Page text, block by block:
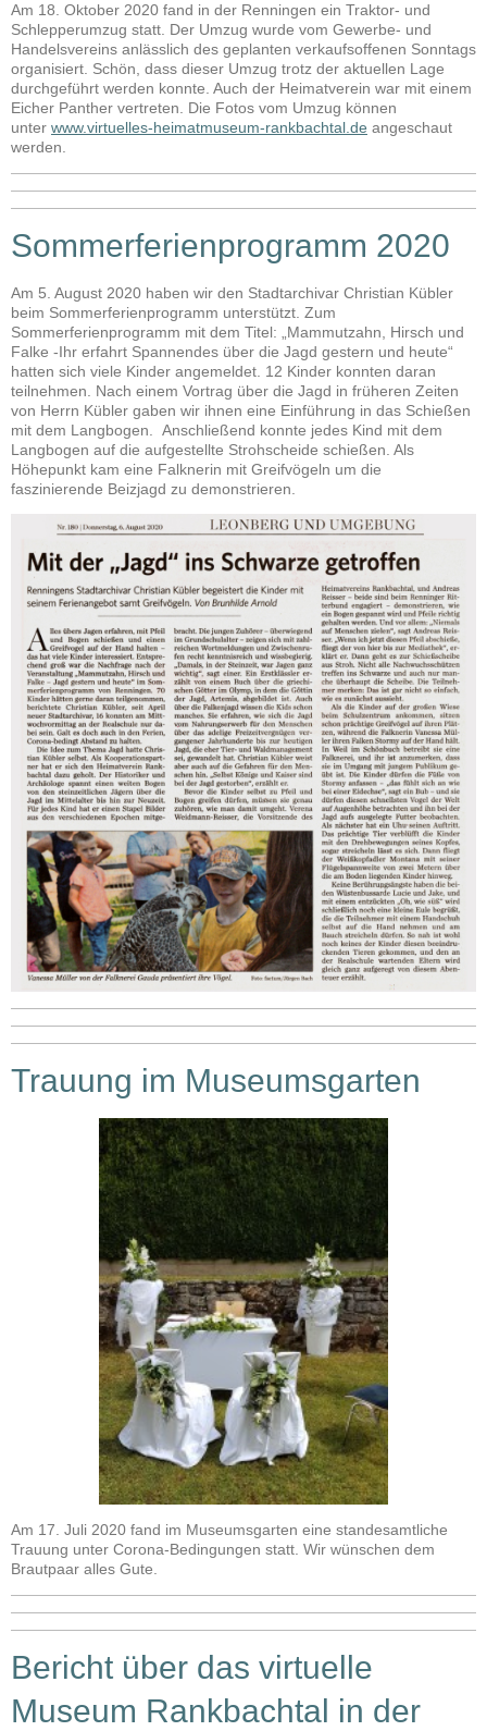
Am 18. Oktober 2020 fand in der Renningen ein Traktor- und
Schlepperumzug statt. Der Umzug wurde vom Gewerbe- und
Handelsvereins anlässlich des geplanten verkaufsoffenen Sonntags
organisiert. Schön, dass dieser Umzug trotz der aktuellen Lage
durchgeführt werden konnte. Auch der Heimatverein war mit einem
Eicher Panther vertreten. Die Fotos vom Umzug können
unter www.virtuelles-heimatmuseum-rankbachtal.de angeschaut
werden.
Sommerferienprogramm 2020
Am 5. August 2020 haben wir den Stadtarchivar Christian Kübler
beim Sommerferienprogramm unterstützt. Zum
Sommerferienprogramm mit dem Titel: „Mammutzahn, Hirsch und
Falke -Ihr erfahrt Spannendes über die Jagd gestern und heute“
hatten sich viele Kinder angemeldet. 12 Kinder konnten daran
teilnehmen. Nach einem Vortrag über die Jagd in früheren Zeiten
von Herrn Kübler gaben wir ihnen eine Einführung in das Schießen
mit dem Langbogen. Anschließend konnte jedes Kind mit dem
Langbogen auf die aufgestellte Strohscheide schießen. Als
Höhepunkt kam eine Falknerin mit Greifvögeln um die
faszinierende Beizjagd zu demonstrieren.
Trauung im Museumsgarten
Am 17. Juli 2020 fand im Museumsgarten eine standesamtliche
Trauung unter Corona-Bedingungen statt. Wir wünschen dem
Brautpaar alles Gute.
Bericht über das virtuelle
Museum Rankbachtal in der